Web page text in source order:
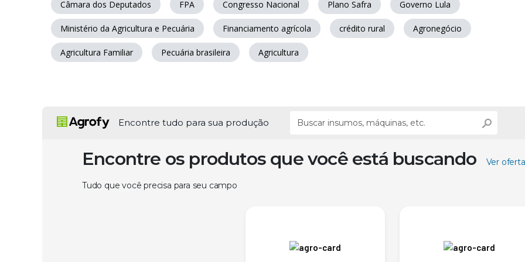
Câmara dos Deputados FPA Congresso Nacional Plano Safra Governo Lula
Ministério da Agricultura e Pecuária Financiamento agrícola crédito rural Agronegócio
Agricultura Familiar Pecuária brasileira Agricultura
Encontre tudo para sua produção
Encontre os produtos que você está buscando Ver
Tudo que você precisa para seu campo